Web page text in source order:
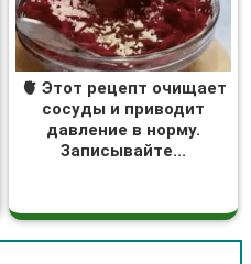
🫀 Этот рецепт очищает
сосуды и приводит
давление в норму.
Записывайте...